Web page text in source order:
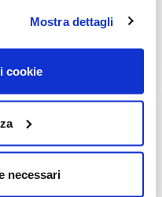
Mostra dettagli
cookie
necessari